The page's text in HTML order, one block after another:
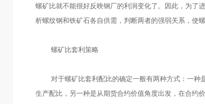
螺矿比就不能很好反映钢厂的利润变化了。因此，为了
析螺纹钢和铁矿石各自供需，判断两者的强弱关系，使
螺矿比套利策略
对于螺矿比套利配比的确定一般有两种方式：一
生产配比，另一种是从期货合约价值角度出发，在合约